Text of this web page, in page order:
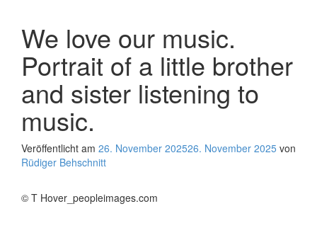
We love our music.
Portrait of a little brother
and sister listening to
music.
Veröffentlicht am 26. November 202526. November 2025 von
Rüdiger Behschnitt
© T Hover_peopleimages.com